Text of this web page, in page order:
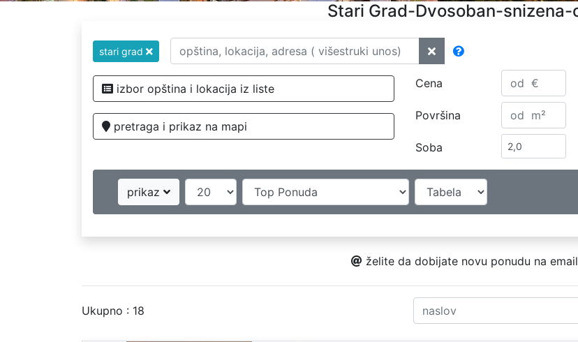
Stari Grad-Dvosoban-snizena-
stari grad
izbor opština i lokacija iz liste
pretraga i prikaz na mapi
Cena
Površina
Soba
prikaz
želite da dobijate novu ponudu na
Ukupno : 18